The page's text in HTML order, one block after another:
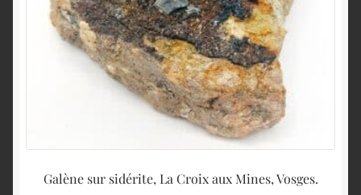
Galène sur sidérite, La Croix aux Mines, Vosges.